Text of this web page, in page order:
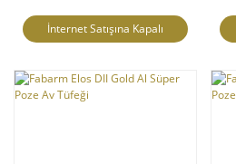
İnternet Satışına Kapalı